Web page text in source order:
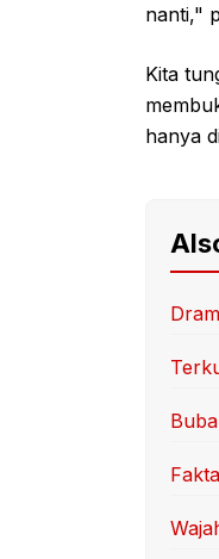
nanti,"
Kita
hanya